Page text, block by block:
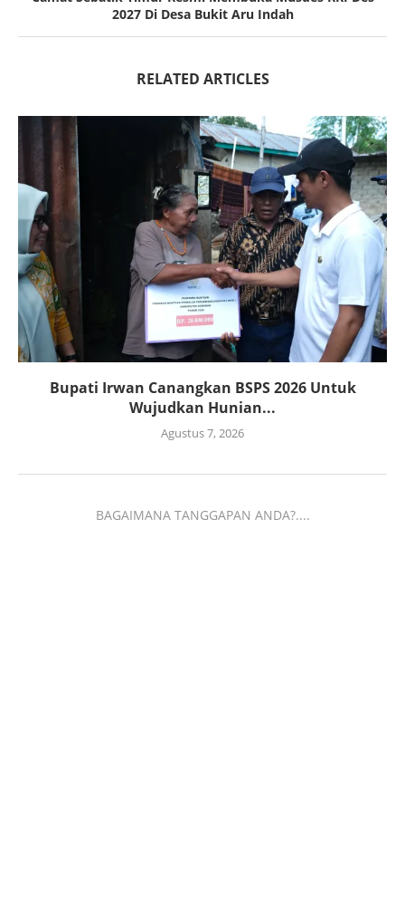
2027 Di Desa Bukit Aru Indah
RELATED ARTICLES
Bupati Irwan Canangkan BSPS 2026 Untuk
Wujudkan Hunian...
Agustus 7, 2026
BAGAIMANA TANGGAPAN ANDA?....